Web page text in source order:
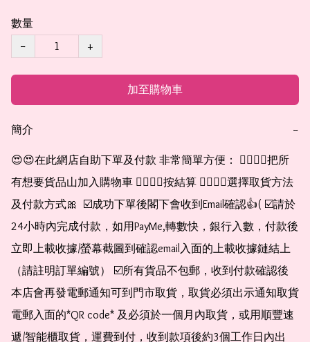
數量
−
+
加至購物車
簡介 −
😍😍在此網店自助下單及付款 非常簡單方便： 👉🏻👉🏻把所
有想要貨品山加入購物車 👉🏻👉🏻按結算 👉🏻👉🏻選擇取貨方法
及付款方式🎀  ☑️成功下單後閣下會收到Email確認👍( ☑️請於
24小時內完成付款，如用PayMe,轉數快，銀行入數，付款後
立即上載收據/螢幕截圖到確認email入面的上載收據鏈結上
（請註明訂單編號） ☑️所有貨品不包郵，收到付款確認後
本店會再發電郵通知可到門市取貨，取貨必須出示通知取貨
電郵入面的*QR code* 及必須於一個月內取貨，或用順豐速
遞/智能櫃取貨，運費到付，收到款項後約3個工作日內出